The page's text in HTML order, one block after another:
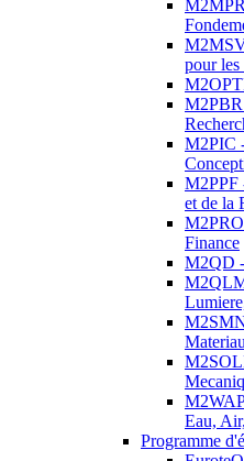
pour
M2PIC
M2PPF
et de la
Finance
M2QD
Eau,
Programme